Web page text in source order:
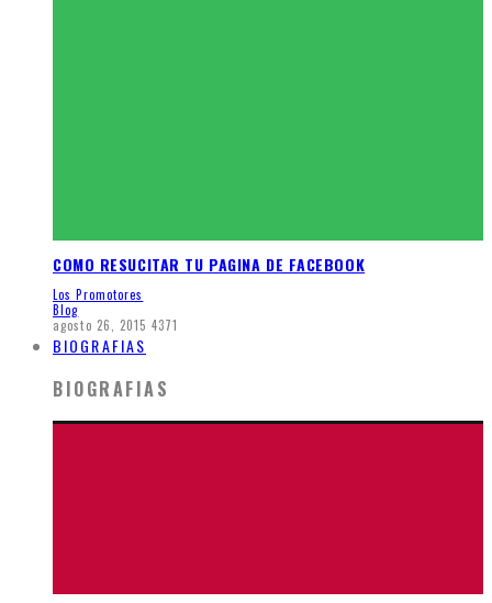
COMO RESUCITAR TU PAGINA DE FACEBOOK
Los Promotores
Blog
agosto 26, 2015 4371
BIOGRAFIAS
BIOGRAFIAS